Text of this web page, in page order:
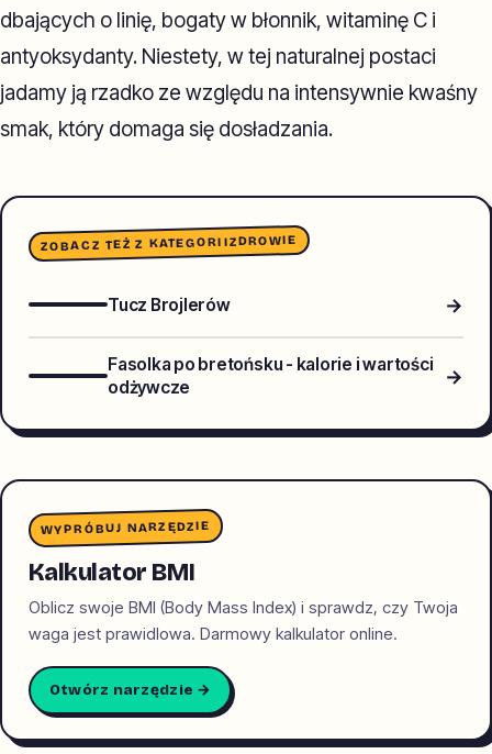
dbających o linię, bogaty w błonnik, witaminę C i
antyoksydanty. Niestety, w tej naturalnej postaci
jadamy ją rzadko ze względu na intensywnie kwaśny
smak, który domaga się dosładzania.
ZOBACZ TEŻ Z KATEGORIIZDROWIE
Tucz Brojlerów →
Fasolka po bretońsku - kalorie i wartości
odżywcze
→
WYPRÓBUJ NARZĘDZIE
Kalkulator BMI
Oblicz swoje BMI (Body Mass Index) i sprawdz, czy Twoja
waga jest prawidlowa. Darmowy kalkulator online.
Otwórz narzędzie →